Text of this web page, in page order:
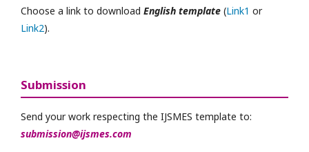
Choose a link to download English template (Link1 or
Link2).
Submission
Send your work respecting the IJSMES template to:
submission@ijsmes.com